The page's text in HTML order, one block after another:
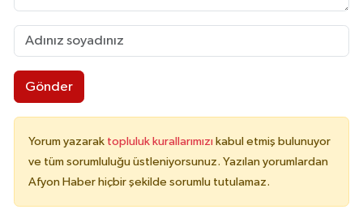
Gönder
Yorum yazarak topluluk kurallarımızı kabul etmiş bulunuyor
ve tüm sorumluluğu üstleniyorsunuz. Yazılan yorumlardan
Afyon Haber hiçbir şekilde sorumlu tutulamaz.